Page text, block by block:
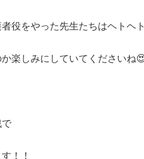
役をやった先生たちはヘトヘ
楽しみにしていてくださいね
で
！！